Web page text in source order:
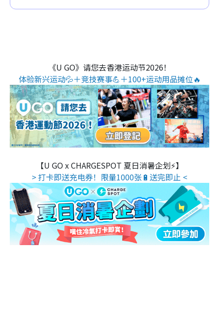
《U GO》请您去香港运动节2026！
体验新兴运动💦＋竞技赛事💪＋100+运动用品摊位🔥
【U GO x CHARGESPOT 夏日消暑企划⚡】
> 打卡即送充电券！限量1000张🔋送完即止 <